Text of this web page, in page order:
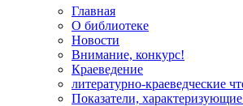
Главная
О библиотеке
Новости
Внимание, конкурс!
Краеведение
литературно-краеведческие
Показатели,